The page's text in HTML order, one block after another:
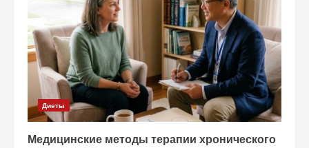
Диеты
Медицинские методы терапии хронического